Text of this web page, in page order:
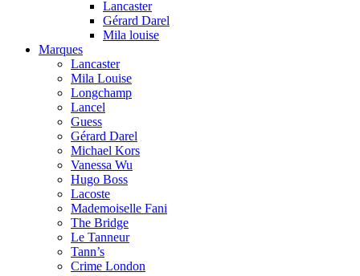
Lancaster
Gérard Darel
Mila louise
Marques
Lancaster
Mila Louise
Longchamp
Lancel
Guess
Gérard Darel
Michael Kors
Vanessa Wu
Hugo Boss
Lacoste
Mademoiselle Fani
The Bridge
Le Tanneur
Tann’s
Crime London